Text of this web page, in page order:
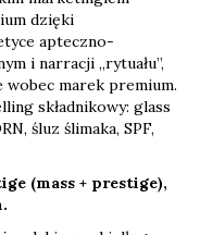
dzięki
apteczno-
i narracji „rytuału”,
marek premium.
składnikowy: glass
śluz ślimaka, SPF,
(mass + prestige),